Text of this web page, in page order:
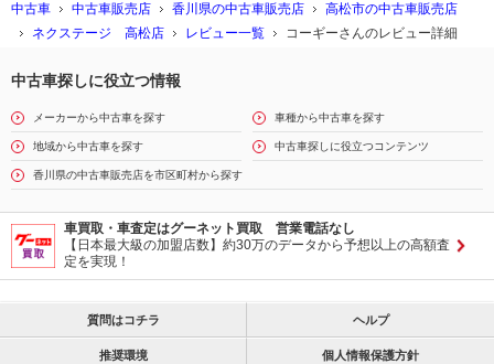
中古車 中古車販売店 香川県の中古車販売店
高松市の中古車販売店
ネクステージ 高松店
レビュー一覧 コーギーさんのレビュー詳細
中古車探しに役立つ情報
メーカーから中古車を探す 車種から中古車を探す
地域から中古車を探す 中古車探しに役立つコンテンツ
香川県の中古車販売店を市区町村から探す
車買取・車査定はグーネット買取 営業電話なし
【日本最大級の加盟店数】約30万のデータから予想以上の高額査
定を実現！
質問はコチラ ヘルプ
推奨環境 個人情報保護方針